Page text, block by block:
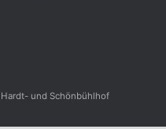
und Schönbühlhof